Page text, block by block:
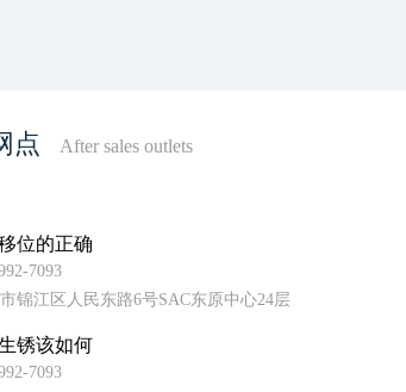
点 After sales outlets
位的正确
7093
锦江区人民东路6号SAC东原中心24层
锈该如何
7093